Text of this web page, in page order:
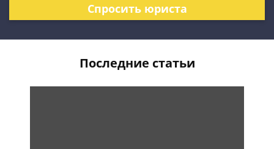
Спросить юриста
Последние статьи